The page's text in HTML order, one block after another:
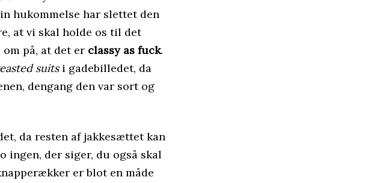
hukommelse har slettet den
at vi skal holde os til det
på, at det er classy as fuck.
suitsi gadebilledet, da
dengang den var sort og
da resten af jakkesættet kan
ingen, der siger, du også skal
er blot en måde